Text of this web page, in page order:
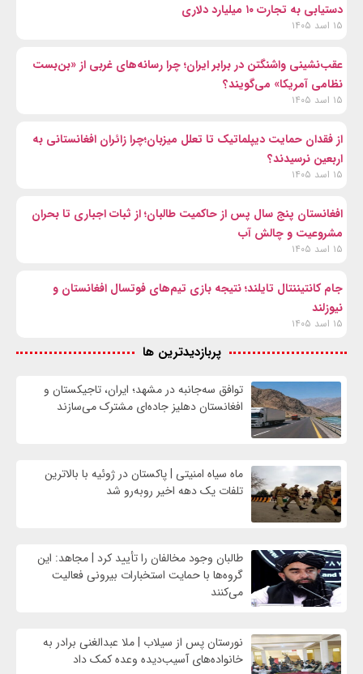
دستیابی به تجارت ۱۰ میلیارد دلاری
۱۵ اسد ۱۴۰۵
عقب‌نشینی واشنگتن در برابر ایران؛ چرا رسانه‌های غربی از «بن‌بست
نظامی آمریکا» می‌گویند؟
۱۵ اسد ۱۴۰۵
از فقدان حمایت دیپلماتیک تا تعلل میزبان؛چرا زائران افغانستانی به
اربعین نرسیدند؟
۱۵ اسد ۱۴۰۵
افغانستان پنج سال پس از حاکمیت طالبان؛ از ثبات اجباری تا بحران
مشروعیت و چالش آب
۱۵ اسد ۱۴۰۵
جام کانتیننتال تایلند؛ نتیجه بازی تیم‌های فوتسال افغانستان و
نیوزلند
۱۵ اسد ۱۴۰۵
پربازدیدترین ها
توافق سه‌جانبه در مشهد؛ ایران، تاجیکستان و
افغانستان دهلیز جاده‌ای مشترک می‌سازند
ماه سیاه امنیتی | پاکستان در ژوئیه با بالاترین
تلفات یک دهه اخیر روبه‌رو شد
طالبان وجود مخالفان را تأیید کرد | مجاهد: این
گروه‌ها با حمایت استخبارات بیرونی فعالیت
می‌کنند
نورستان پس از سیلاب | ملا عبدالغنی برادر به
خانواده‌های آسیب‌دیده وعده کمک داد